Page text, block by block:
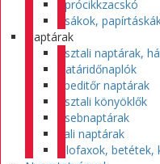
Aprócikkzacskó
Zsákok,
Naptárak
Asztali naptárak,
Határidőnaplók
Speditőr naptárak
Asztali könyöklők
Zsebnaptárak
Fali naptárak
Filofaxok, betétek,